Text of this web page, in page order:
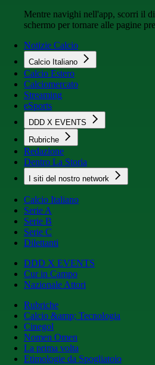
Mentre navighi nell'app, scorri il
schermo per tornare alle pagine
Notizie Calcio
Calcio Italiano
Calcio Estero
Calciomercato
Streaming
eSports
DDD X EVENTS
Rubriche
Redazione
Dentro La Storia
I siti del nostro network
Calcio Italiano
Serie A
Serie B
Serie C
Dilettanti
DDD X EVENTS
Cur in Campo
Nazionale Attori
Rubriche
Calcio &amp; Tecnologia
Cinegol
Nomen Omen
La prima volta
Etimologie da Spogliatoio